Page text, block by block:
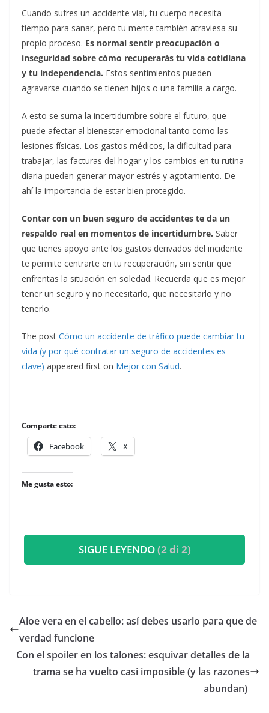
Cuando sufres un accidente vial, tu cuerpo necesita
tiempo para sanar, pero tu mente también atraviesa su
propio proceso. Es normal sentir preocupación o
inseguridad sobre cómo recuperarás tu vida cotidiana
y tu independencia. Estos sentimientos pueden
agravarse cuando se tienen hijos o una familia a cargo.
A esto se suma la incertidumbre sobre el futuro, que
puede afectar al bienestar emocional tanto como las
lesiones físicas. Los gastos médicos, la dificultad para
trabajar, las facturas del hogar y los cambios en tu rutina
diaria pueden generar mayor estrés y agotamiento. De
ahí la importancia de estar bien protegido.
Contar con un buen seguro de accidentes te da un
respaldo real en momentos de incertidumbre. Saber
que tienes apoyo ante los gastos derivados del incidente
te permite centrarte en tu recuperación, sin sentir que
enfrentas la situación en soledad. Recuerda que es mejor
tener un seguro y no necesitarlo, que necesitarlo y no
tenerlo.
The post Cómo un accidente de tráfico puede cambiar tu
vida (y por qué contratar un seguro de accidentes es
clave) appeared first on Mejor con Salud.
Comparte esto:
Facebook X
Me gusta esto:
SIGUE LEYENDO(2 di 2)
Aloe vera en el cabello: así debes usarlo para que de
verdad funcione
​Con el spoiler en los talones: esquivar detalles de la
trama se ha vuelto casi imposible (y las razones
abundan)